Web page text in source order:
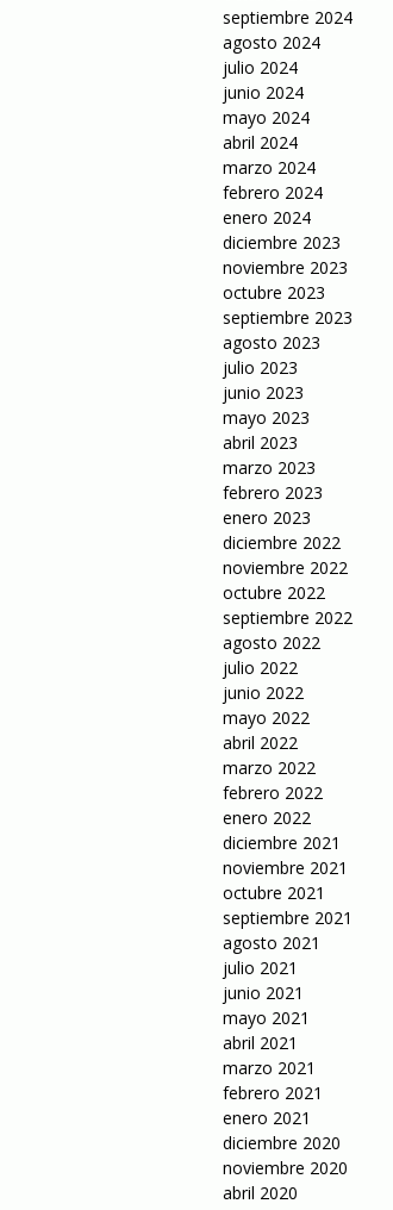
septiembre 2024
agosto 2024
julio 2024
junio 2024
mayo 2024
abril 2024
marzo 2024
febrero 2024
enero 2024
diciembre 2023
noviembre 2023
octubre 2023
septiembre 2023
agosto 2023
julio 2023
junio 2023
mayo 2023
abril 2023
marzo 2023
febrero 2023
enero 2023
diciembre 2022
noviembre 2022
octubre 2022
septiembre 2022
agosto 2022
julio 2022
junio 2022
mayo 2022
abril 2022
marzo 2022
febrero 2022
enero 2022
diciembre 2021
noviembre 2021
octubre 2021
septiembre 2021
agosto 2021
julio 2021
junio 2021
mayo 2021
abril 2021
marzo 2021
febrero 2021
enero 2021
diciembre 2020
noviembre 2020
abril 2020